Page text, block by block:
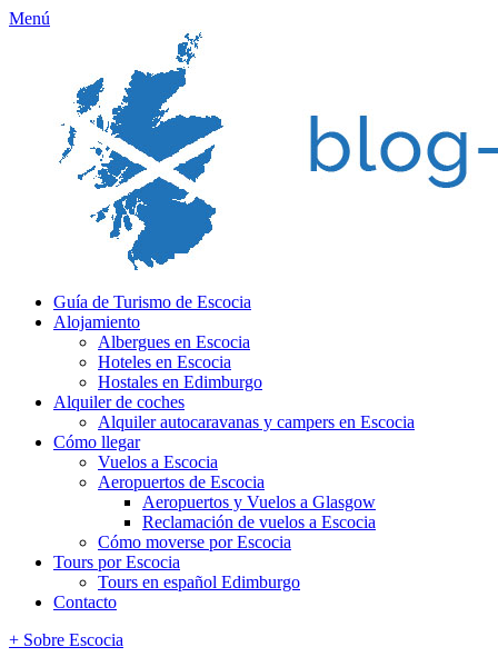
Menú
Guía de Turismo de Escocia
Alojamiento
Albergues en Escocia
Hoteles en Escocia
Hostales en Edimburgo
Alquiler de coches
Alquiler autocaravanas y campers en Escocia
Cómo llegar
Vuelos a Escocia
Aeropuertos de Escocia
Aeropuertos y Vuelos a Glasgow
Reclamación de vuelos a Escocia
Cómo moverse por Escocia
Tours por Escocia
Tours en español Edimburgo
Contacto
+ Sobre Escocia